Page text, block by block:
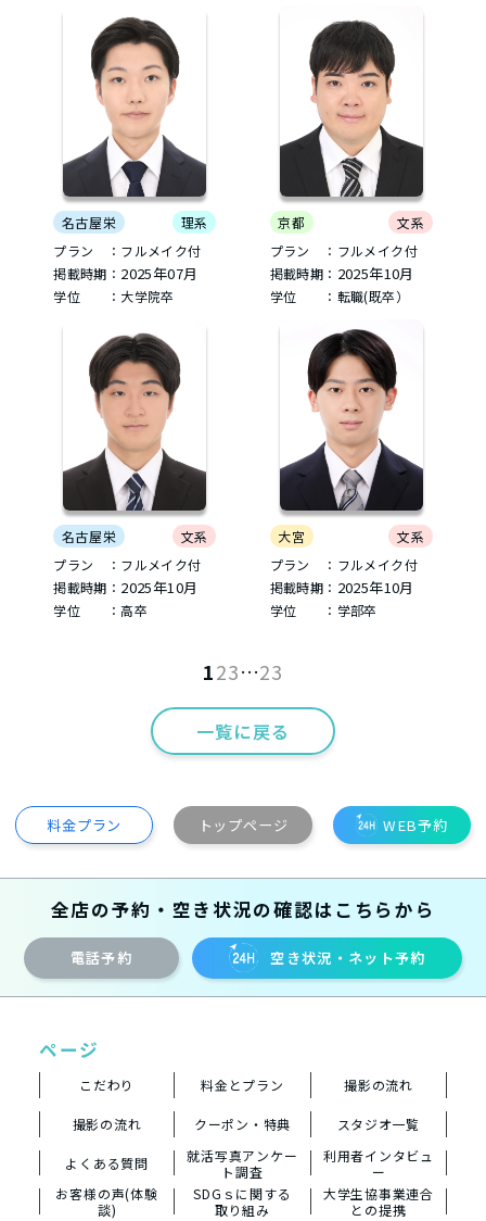
名古屋栄
理系
プラン ：フルメイク付
掲載時期： 2025年07月
学位 ：大学院卒
京都
文系
プラン ：フルメイク付
掲載時期： 2025年10月
学位 ：転職(既卒）
名古屋栄
文系
プラン ：フルメイク付
掲載時期： 2025年10月
学位 ：高卒
大宮
文系
プラン ：フルメイク付
掲載時期： 2025年10月
学位 ：学部卒
123…23
一覧に戻る
料金プラン トップページ WEB予約
全店の予約・空き状況の確認はこちらから
電話予約 空き状況・ネット予約
ページ
こだわり 料金とプラン 撮影の流れ
撮影の流れ クーポン・特典 スタジオ一覧
よくある質問
就活写真アンケー
ト調査
利用者インタビュ
ー
お客様の声(体験
談)
SDGｓに関する
取り組み
大学生協事業連合
との提携